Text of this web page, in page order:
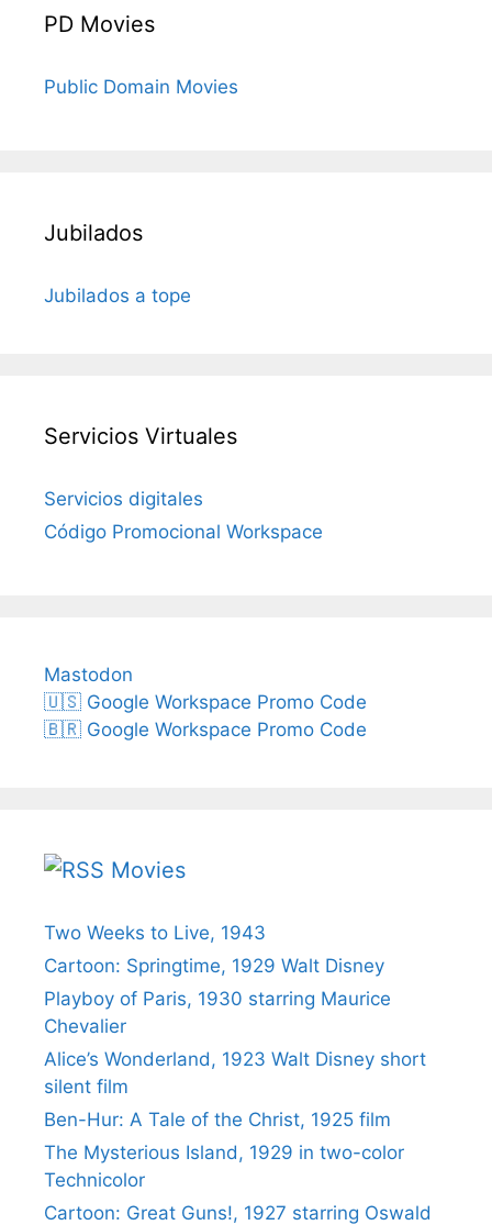
PD Movies
Public Domain Movies
Jubilados
Jubilados a tope
Servicios Virtuales
Servicios digitales
Código Promocional Workspace
Mastodon
🇺🇸 Google Workspace Promo Code
🇧🇷 Google Workspace Promo Code
Movies
Two Weeks to Live, 1943
Cartoon: Springtime, 1929 Walt Disney
Playboy of Paris, 1930 starring Maurice
Chevalier
Alice’s Wonderland, 1923 Walt Disney short
silent film
Ben-Hur: A Tale of the Christ, 1925 film
The Mysterious Island, 1929 in two-color
Technicolor
Cartoon: Great Guns!, 1927 starring Oswald